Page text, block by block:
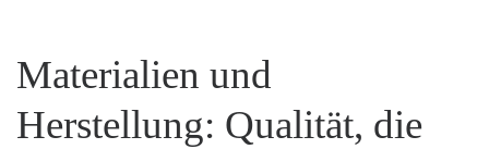
Materialien und
Herstellung: Qualität, die